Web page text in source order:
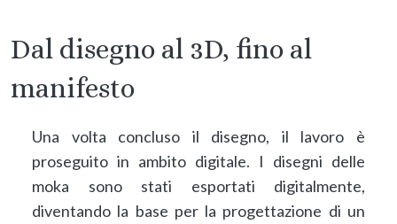
Dal disegno al 3D, fino al
manifesto
Una volta concluso il disegno, il lavoro è
proseguito in ambito digitale. I disegni delle
moka sono stati esportati digitalmente,
diventando la base per la progettazione di un